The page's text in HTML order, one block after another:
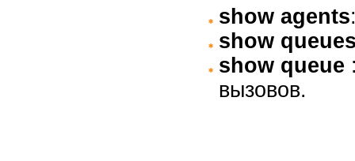
show agents
show
show queue
вызовов.